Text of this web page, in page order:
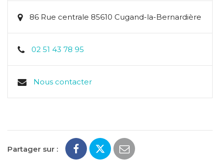
86 Rue centrale 85610 Cugand-la-Bernardière
02 51 43 78 95
Nous contacter
Partager sur :